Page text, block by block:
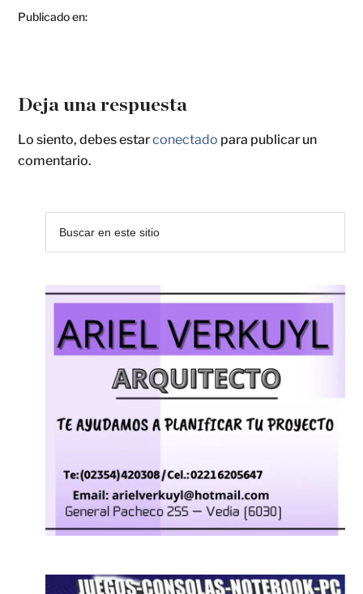
Publicado en:
Deja una respuesta
Lo siento, debes estarconectado para publicar un
comentario.